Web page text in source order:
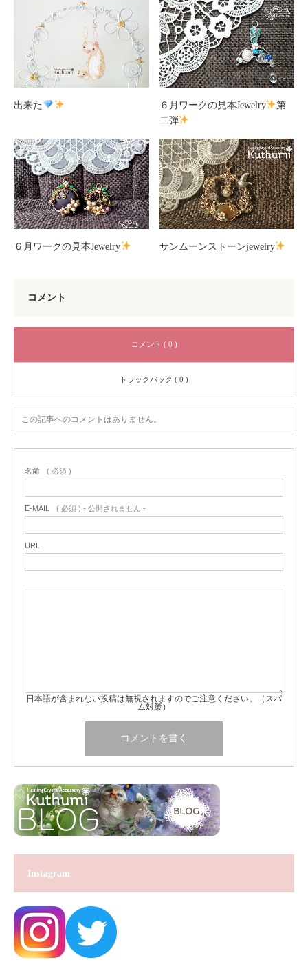
出来た ６月ワークの見本Jewelry
第
二弾
６月ワークの見本Jewelry サンムーンストーンjewelry
コメント
コメント ( 0 )
トラックバック ( 0 )
この記事へのコメントはありません。
名前 ( 必須 )
E-MAIL ( 必須 ) - 公開されません -
URL
日本語が含まれない投稿は無視されますのでご注意ください。（スパ
ム対策）
Instagram